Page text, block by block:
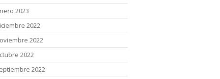
2023
2022
2022
2022
2022